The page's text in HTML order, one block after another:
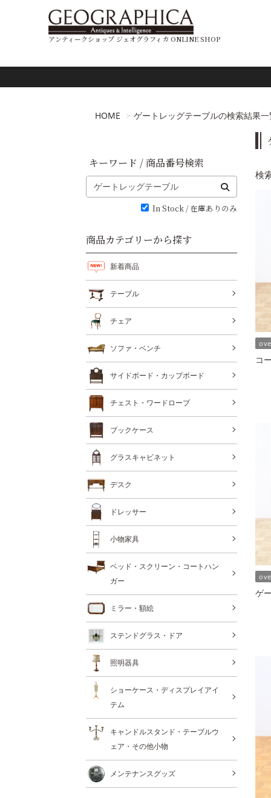
アンティークショップ ジェオグラフィカ ONLINE SHOP
HOME ゲートレッグテーブルの検索結果
検
コ
ゲ
キーワード / 商品番号検索
In Stock / 在庫ありのみ
商品カテゴリーから探す
新着商品
テーブル
チェア
ソファ・ベンチ
サイドボード・カップボード
チェスト・ワードローブ
ブックケース
グラスキャビネット
デスク
ドレッサー
小物家具
ベッド・スクリーン・コートハン
ガー
ミラー・額絵
ステンドグラス・ドア
照明器具
ショーケース・ディスプレイアイ
テム
キャンドルスタンド・テーブルウ
ェア・その他小物
メンテナンスグッズ